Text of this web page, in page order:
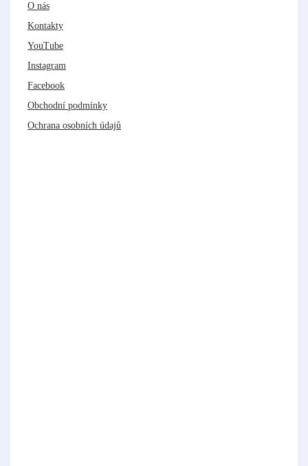
O nás
Kontakty
YouTube
Instagram
Facebook
Obchodní podmínky
Ochrana osobních údajů